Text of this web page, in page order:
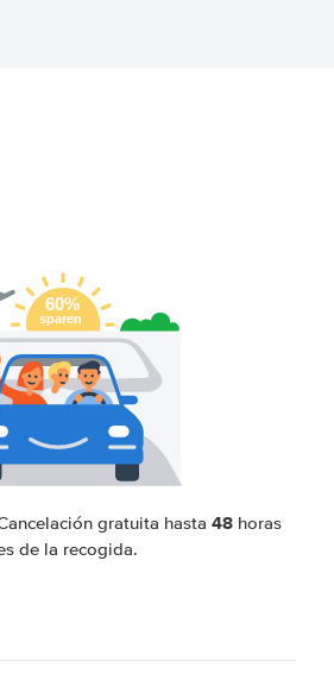
gratuita hasta 48horas
de la recogida.